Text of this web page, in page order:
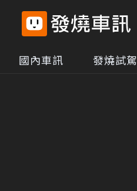
國內車訊 發燒試駕